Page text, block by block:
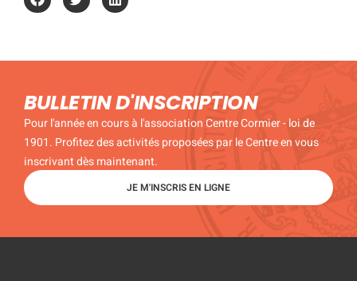
BULLETIN D'INSCRIPTION
Pour l'année en cours à l'association Centre Cormier - loi de
1901. Profitez des activités proposées par le Centre en vous
inscrivant dès maintenant.
JE M'INSCRIS EN LIGNE